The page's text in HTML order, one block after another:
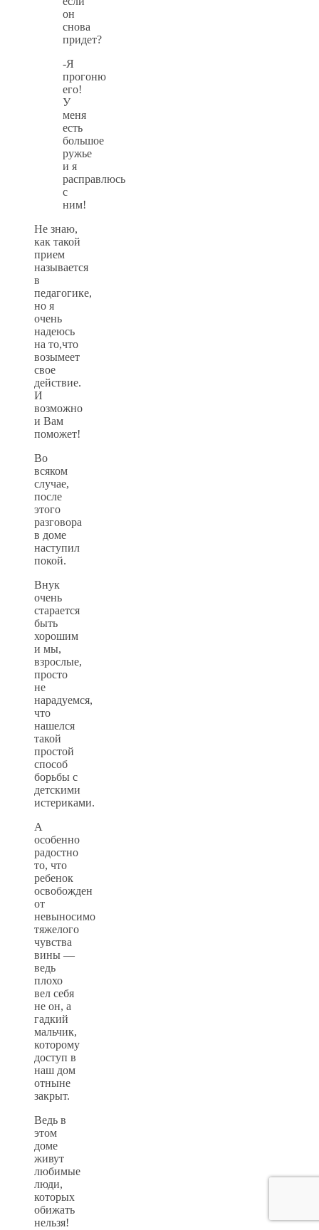
он
снова
придет?
-Я
прогоню
его!
У
меня
есть
большое
ружье
и я
расправлюсь
с
ним!
Не знаю,
как такой
прием
называется
в
педагогике,
но я
очень
надеюсь
на то,что
возымеет
свое
действие.
И
возможно
и Вам
поможет!
Во
всяком
случае,
после
этого
разговора
в доме
наступил
покой.
Внук
очень
старается
быть
хорошим
и мы,
взрослые,
просто
не
нарадуемся,
что
нашелся
такой
простой
способ
борьбы с
детскими
истериками.
А
особенно
радостно
то, что
ребенок
освобожден
от
невыносимо
тяжелого
чувства
вины —
ведь
плохо
вел себя
не он, а
гадкий
мальчик,
которому
доступ в
наш дом
отныне
закрыт.
Ведь в
этом
доме
живут
любимые
люди,
которых
обижать
нельзя!